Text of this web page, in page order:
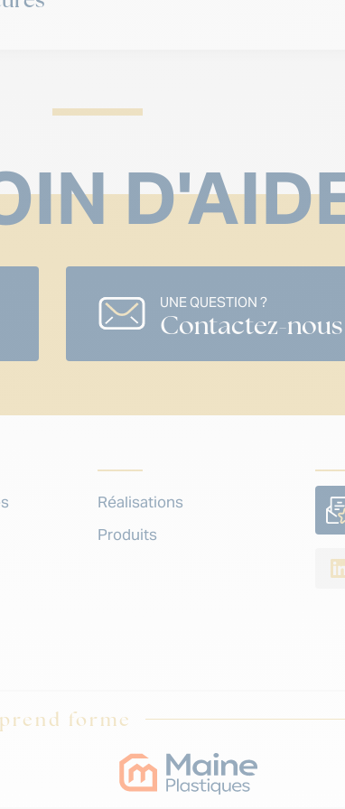
UNE QUESTION ?
Contactez-nous
Réalisations
Produits
forme